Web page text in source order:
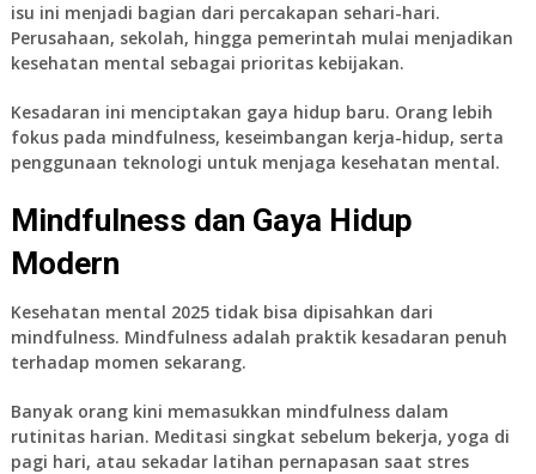
isu ini menjadi bagian dari percakapan sehari-hari.
Perusahaan, sekolah, hingga pemerintah mulai menjadikan
kesehatan mental sebagai prioritas kebijakan.
Kesadaran ini menciptakan gaya hidup baru. Orang lebih
fokus pada mindfulness, keseimbangan kerja-hidup, serta
penggunaan teknologi untuk menjaga kesehatan mental.
Mindfulness dan Gaya Hidup
Modern
Kesehatan mental 2025 tidak bisa dipisahkan dari
mindfulness. Mindfulness adalah praktik kesadaran penuh
terhadap momen sekarang.
Banyak orang kini memasukkan mindfulness dalam
rutinitas harian. Meditasi singkat sebelum bekerja, yoga di
pagi hari, atau sekadar latihan pernapasan saat stres